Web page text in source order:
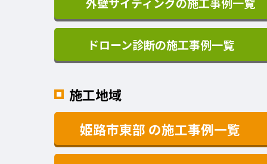
ドローン診断の施工事例一覧
施工地域
姫路市東部 の施工事例一覧